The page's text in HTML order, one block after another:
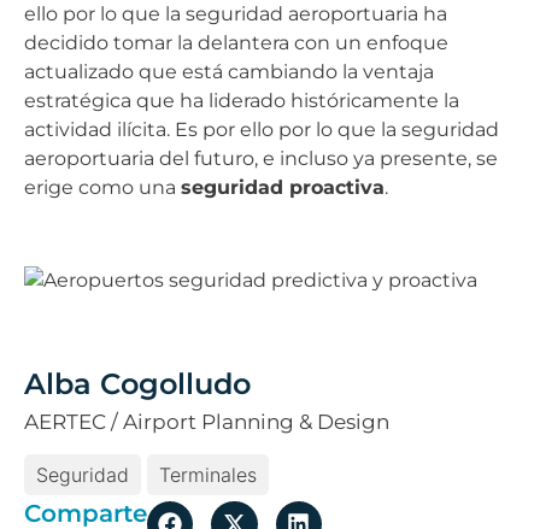
ello por lo que la seguridad aeroportuaria ha
decidido tomar la delantera con un enfoque
actualizado que está cambiando la ventaja
estratégica que ha liderado históricamente la
actividad ilícita. Es por ello por lo que la seguridad
aeroportuaria del futuro, e incluso ya presente, se
erige como una seguridad proactiva.
Alba Cogolludo
AERTEC / Airport Planning & Design
Seguridad Terminales
Comparte